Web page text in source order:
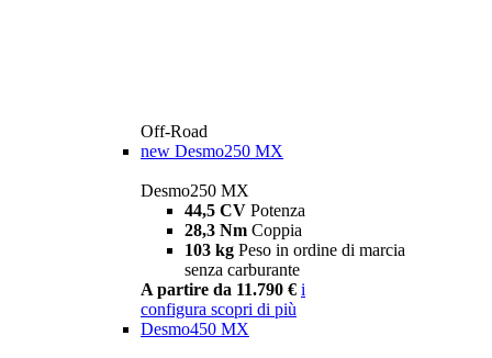
Off-Road
new Desmo250 MX
Desmo250 MX
44,5 CV Potenza
28,3 Nm Coppia
103 kg Peso in ordine di marcia
senza carburante
A partire da 11.790 € i
configura scopri di più
Desmo450 MX